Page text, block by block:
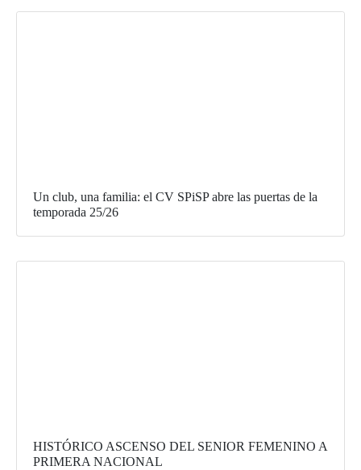
Un club, una familia: el CV SPiSP abre las puertas de la
temporada 25/26
HISTÓRICO ASCENSO DEL SENIOR FEMENINO A
PRIMERA NACIONAL